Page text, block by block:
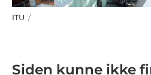
ITU /
Siden kunne ikke